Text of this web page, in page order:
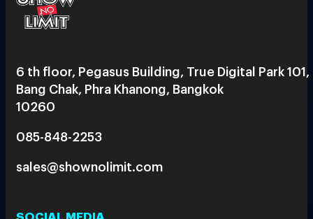
6 th floor, Pegasus Building, True Digital Park 101,
Bang Chak, Phra Khanong, Bangkok
10260
085-848-2253
sales@shownolimit.com